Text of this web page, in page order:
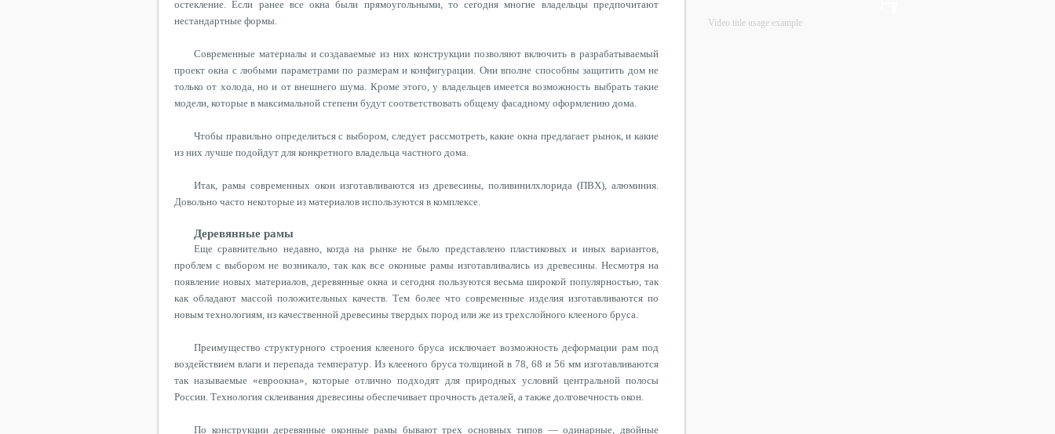
остекление. Если ранее все окна были прямоугольными, то сегодня многие владельцы предпочитают
нестандартные формы.
Современные материалы и создаваемые из них конструкции позволяют включить в разрабатываемый
проект окна с любыми параметрами по размерам и конфигурации. Они вполне способны защитить дом не
только от холода, но и от внешнего шума. Кроме этого, у владельцев имеется возможность выбрать такие
модели, которые в максимальной степени будут соответствовать общему фасадному оформлению дома.
Чтобы правильно определиться с выбором, следует рассмотреть,какие окна предлагает рынок, и какие
из них лучше подойдут для конкретного владельца частного дома.
Итак, рамы современных окон изготавливаются из древесины, поливинилхлорида (ПВХ), алюминия.
Довольно часто некоторые из материалов используются в комплексе.
Деревянные рамы
Еще сравнительно недавно, когда на рынке не было представлено пластиковых и иных вариантов,
проблем с выбором не возникало, так как все оконные рамы изготавливались из древесины. Несмотря на
появление новых материалов, деревянные окна и сегодня пользуются весьма широкой популярностью, так
как обладают массой положительных качеств.Тем более что современные изделия изготавливаются по
новым технологиям, из качественной древесины твердых пород или же из трехслойного клееного бруса.
Преимущество структурного строения клееного бруса исключает возможность деформации рам под
воздействием влаги и перепада температур. Из клееного бруса толщиной в 78, 68 и 56 мм изготавливаются
так называемые «евроокна», которые отлично подходят для природных условий центральной полосы
России. Технология склеивания древесины обеспечивает прочность деталей, а также долговечность окон.
По конструкции деревянные оконные рамы бываюттрех основных типов — одинарные, двойные
Video title usage example